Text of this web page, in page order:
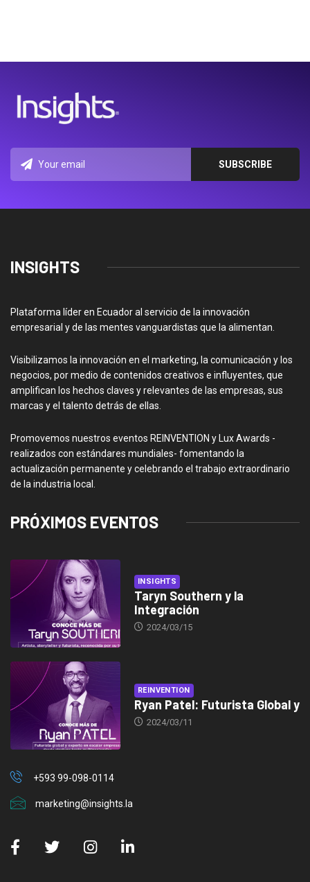
INSIGHTS
Plataforma líder en Ecuador al servicio de la innovación
empresarial y de las mentes vanguardistas que la alimentan.
Visibilizamos la innovación en el marketing, la comunicación y los
negocios, por medio de contenidos creativos e influyentes, que
amplifican los hechos claves y relevantes de las empresas, sus
marcas y el talento detrás de ellas.
Promovemos nuestros eventos REINVENTION y Lux Awards -
realizados con estándares mundiales- fomentando la
actualización permanente y celebrando el trabajo extraordinario
de la industria local.
PRÓXIMOS EVENTOS
INSIGHTS
Taryn Southern y la
Integración
2024/03/15
REINVENTION
Ryan Patel: Futurista Global y
2024/03/11
+593 99-098-0114
marketing@insights.la